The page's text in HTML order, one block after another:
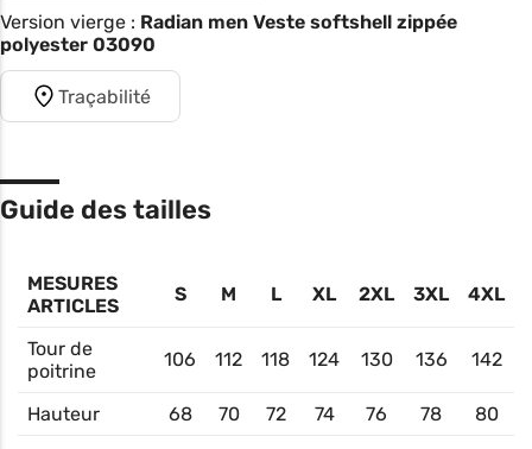
Version vierge : Radian men Veste softshell zippée
polyester 03090
Traçabilité
Guide des tailles
MESURES
ARTICLES
S M L XL 2XL 3XL 4XL
Tour de
poitrine
106 112 118 124 130 136 142
Hauteur 68 70 72 74 76 78 80